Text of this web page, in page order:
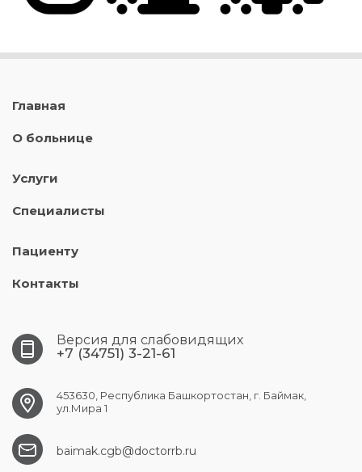
Главная
О больнице
Услуги
Специалисты
Пациенту
Контакты
Версия для слабовидящих
+7 (34751) 3-21-61
453630, Республика Башкортостан, г. Баймак,
ул.Мира 1
baimak.cgb@doctorrb.ru